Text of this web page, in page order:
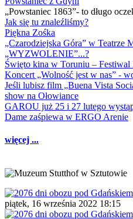
„Powstaniec 1863”- to długo
Jak się tu znaleźliśmy?
Piękna Zośka
„Czarodziejska Góra” w Teatrze
„WYZWOLENIE”...?
Święto kina w Toruniu – Festiwal
Koncert „Wolność jest w nas” -
Jeśli lubisz film „Buena Vista
show na Ołowiance
GAROU już 25 i 27 lutego
Dame zaśpiewa w ERGO Arenie
więcej ...
piątek, 16 września 2022 18:15